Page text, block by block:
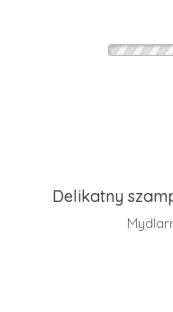
Delikatny